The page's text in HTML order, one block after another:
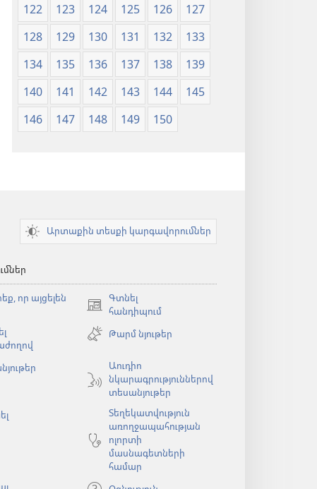
122
123 124 125 126
127
128
129 130 131 132
133
134
135 136 137 138
139
140
141 142 143 144
145
146
147 148 149 150
Արտաքին տեսքի կարգավորումներ
որ այցելեն
Գտնել
հանդիպում
(բացվում
նոր
Թարմ նյութեր
Աուդիո
նկարագրություններով
տեսանյութեր
Տեղեկատվություն
առողջապահության
ոլորտի
մասնագետների
համար